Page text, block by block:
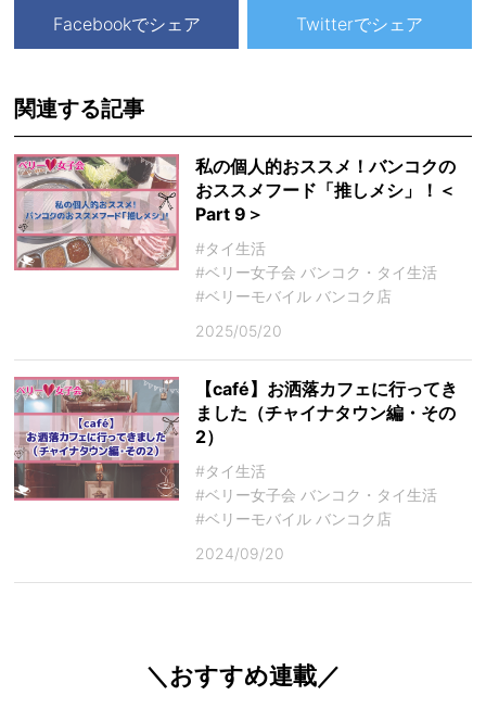
Facebookでシェア Twitterでシェア
関連する記事
私の個人的おススメ！バンコクの
おススメフード「推しメシ」！＜
Part 9＞
#タイ生活
#ベリー女子会 バンコク・タイ生活
#ベリーモバイル バンコク店
2025/05/20
【café】お洒落カフェに行ってき
ました（チャイナタウン編・その
2）
#タイ生活
#ベリー女子会 バンコク・タイ生活
#ベリーモバイル バンコク店
2024/09/20
＼おすすめ連載／